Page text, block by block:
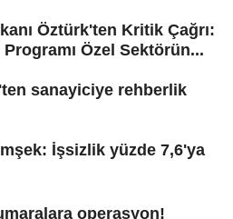
Öztürk'ten Kritik Çağrı:
Özel Sektörün...
sanayiciye rehberlik
İşsizlik yüzde 7,6'ya
operasyon!